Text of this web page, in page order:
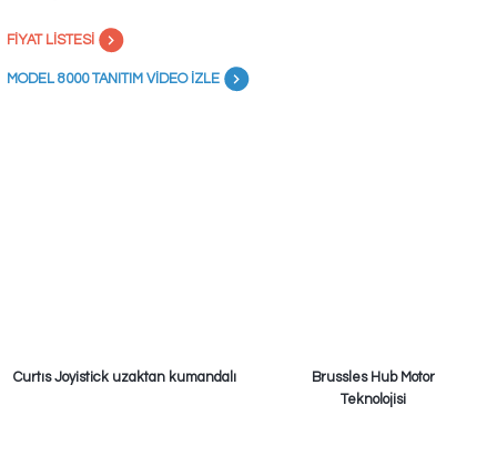
FİYAT LİSTESİ
MODEL 8000 TANITIM VİDEO İZLE
Curtıs Joyistick uzaktan kumandalı
Brussles Hub Motor
Teknolojisi